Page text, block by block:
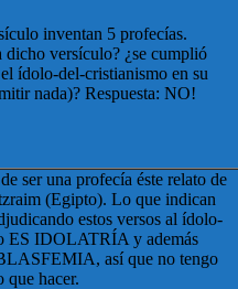
inventan 5 profecías.
dicho versículo? ¿se cumplió
ídolo-del-cristianismo en su
nada)? Respuesta: NO!
ser una profecía éste relato de
(Egipto). Lo que indican
estos versos al ídolo-
ES IDOLATRÍA y además
así que no tengo
que hacer.